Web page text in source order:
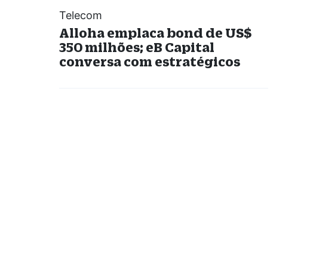
Telecom
Alloha emplaca bond de US$
350 milhões; eB Capital
conversa com estratégicos